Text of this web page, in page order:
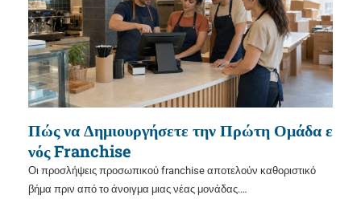
Πώς να Δημιουργήσετε την Πρώτη Ομάδα ε
νός Franchise
Οι προσλήψεις προσωπικού franchise αποτελούν καθοριστικό
βήμα πριν από το άνοιγμα μιας νέας μονάδας.…